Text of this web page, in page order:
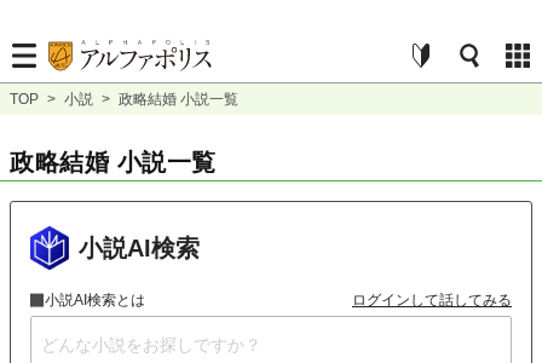
TOP > 小説 > 政略結婚 小説一覧
政略結婚 小説一覧
小説AI検索
小説AI検索とは ログインして話してみる